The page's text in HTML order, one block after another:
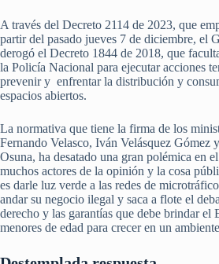
A través del Decreto 2114 de 2023, que
partir del pasado jueves 7 de diciembre, el
derogó el Decreto 1844 de 2018, que
la Policía Nacional para ejecutar acciones
prevenir y enfrentar la distribución y
espacios abiertos.
La normativa que tiene la firma de los
Fernando Velasco, Iván Velásquez Gómez
Osuna, ha desatado una gran polémica en
muchos actores de la opinión y la cosa
es darle luz verde a las redes de
andar su negocio ilegal y saca a flote el
derecho y las garantías que debe brindar el
menores de edad para crecer en un